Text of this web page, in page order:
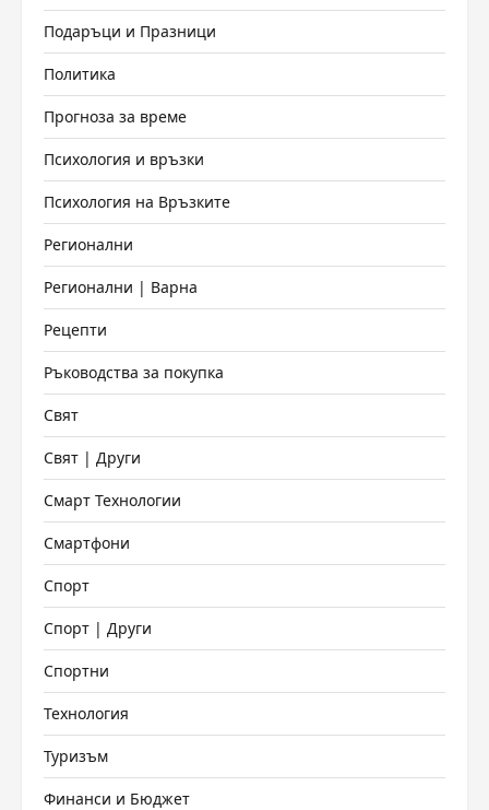
Подаръци и Празници
Политика
Прогноза за време
Психология и връзки
Психология на Връзките
Регионални
Регионални | Варна
Рецепти
Ръководства за покупка
Свят
Свят | Други
Смарт Технологии
Смартфони
Спорт
Спорт | Други
Спортни
Технология
Туризъм
Финанси и Бюджет